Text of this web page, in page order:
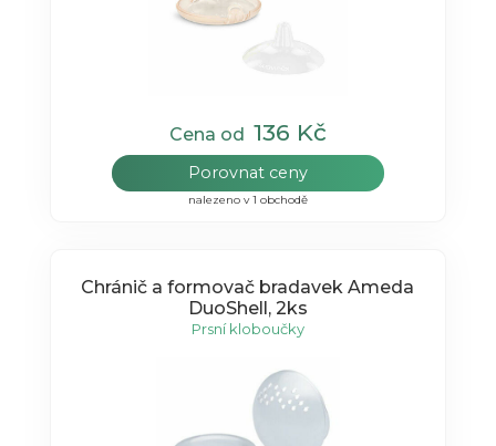
Cena od 136 Kč
Porovnat ceny
nalezeno v 1 obchodě
Chránič a formovač bradavek Ameda
DuoShell, 2ks
Prsní kloboučky